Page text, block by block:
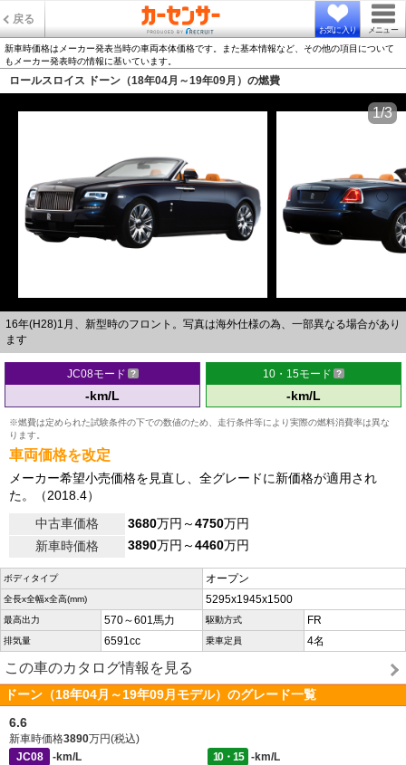
戻る
お気に入り メニュー
新車時価格はメーカー発表当時の車両本体価格です。また基本情報など、その他の項目について
もメーカー発表時の情報に基いています。
ロールスロイス ドーン（18年04月～19年09月）の燃費
16年(H28)1月、新型時のフロント。写真は海外仕様の為、一部異なる場合があり
ます
1/3
JC08モード
-km/L
10・15モード
-km/L
※燃費は定められた試験条件の下での数値のため、走行条件等により実際の燃料消費率は異な
ります。
車両価格を改定
メーカー希望小売価格を見直し、全グレードに新価格が適用され
た。（2018.4）
中古車価格
3680万円～4750万円
新車時価格
3890万円～4460万円
ボディタイプ オープン
全長x全幅x全高(mm) 5295x1945x1500
最高出力 570～601馬力 駆動方式 FR
排気量 6591cc 乗車定員 4名
この車のカタログ情報を見る
ドーン（18年04月～19年09月モデル）のグレード一覧
6.6
新車時価格3890万円(税込)
JC08
-km/L 10・15
-km/L